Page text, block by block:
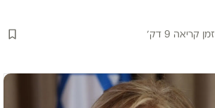
זמן קריאה 9 דק׳